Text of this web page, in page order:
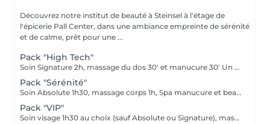
Découvrez notre institut de beauté à Steinsel à l'étage de
l'épicerie Pall Center, dans une ambiance empreinte de sérénité
et de calme, prêt pour une ...
Pack "High Tech"
Soin Signature 2h, massage du dos 30' et manucure 30' Un pur moment de détente et de déconnection complète
Pack "Sérénité"
Soin Absolute 1h30, massage corps 1h, Spa manucure et beauté des pieds Le luxe, le calme et la détente, magique ...
Pack "VIP"
Soin visage 1h30 au choix (sauf Absolute ou Signature), massage corps 1h, manucure 30', beauté des pieds 45' Ne peut être fractionné, à faire le même jour